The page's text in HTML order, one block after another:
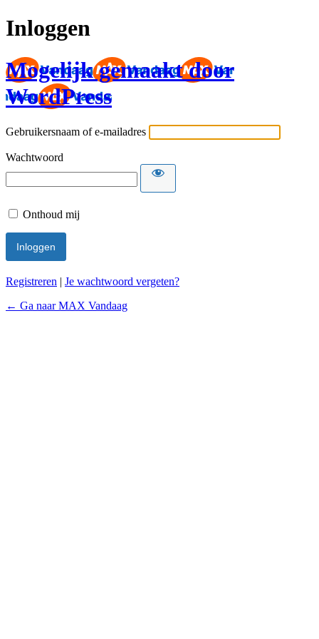
Inloggen
Mogelijk gemaakt door
WordPress
Gebruikersnaam of e-mailadres
Wachtwoord
Onthoud mij
Registreren | Je wachtwoord vergeten?
← Ga naar MAX Vandaag